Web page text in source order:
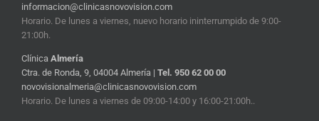
informacion@clinicasnovovision.com
Horario. De lunes a viernes, nuevo horario ininterrumpido de 9:00-
21:00h.
Clínica Almería
Ctra. de Ronda, 9, 04004 Almería | Tel. 950 62 00 00
novovisionalmeria@clinicasnovovision.com
Horario. De lunes a viernes de 09:00-14:00 y 16:00-21:00h..